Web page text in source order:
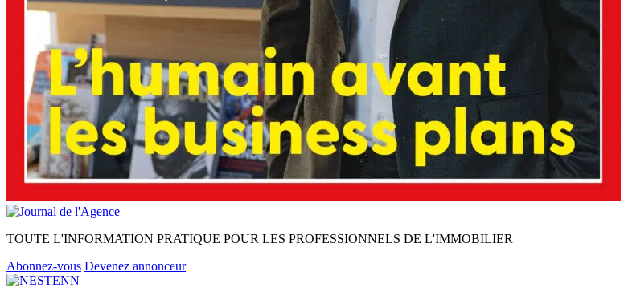
TOUTE L'INFORMATION PRATIQUE POUR LES PROFESSIONNELS DE L'IMMOBILIER
Abonnez-vous Devenez annonceur